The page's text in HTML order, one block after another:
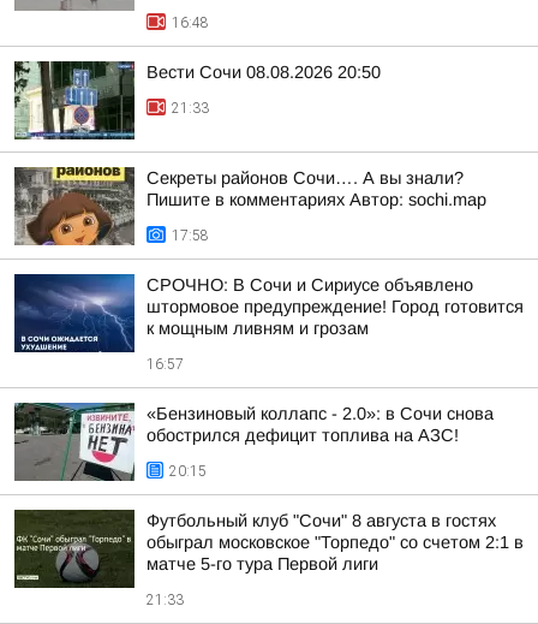
16:48
Вести Сочи 08.08.2026 20:50
21:33
Секреты районов Сочи…. А вы знали?
Пишите в комментариях Автор: sochi.map
17:58
СРОЧНО: В Сочи и Сириусе объявлено
штормовое предупреждение! Город готовится
к мощным ливням и грозам
16:57
«Бензиновый коллапс - 2.0»: в Сочи снова
обострился дефицит топлива на АЗС!
20:15
Футбольный клуб "Сочи" 8 августа в гостях
обыграл московское "Торпедо" со счетом 2:1 в
матче 5-го тура Первой лиги
21:33